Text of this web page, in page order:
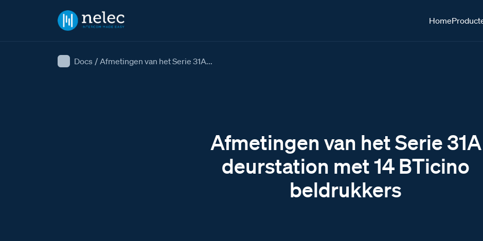
Home
Docs / Afmetingen van het Serie 31A...
Afmetingen van het Serie 31A
deurstation met 14 BTicino
beldrukkers